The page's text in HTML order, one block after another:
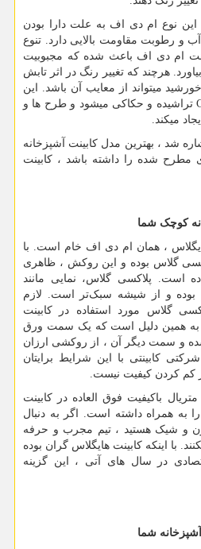
این نوع ام دی اف به علت دارا بودن
رطوبت مقاومت بالایی دارد. تنوع
ام دی اف باعث شده که مجبوبیت
هرچند که تغییر رنگ در اثر تابش
می­تواند از معایب آن باشد. این
تراشیده و حکاکی می­شود و طرح­ ها و
می­کند.
شد ، بهترین مدل کابینت آشپزخانه
شده را داشته باشد ، کابینت
کوچک شما
، همان ام دی اف خام است. با
گلاس بوده و این روکش ، ظاهری
است. پلاکسی گلاس، نمایی مانند
بوده و از شیشه سبکتر است. لازم
گلاس مورد استفاده در کابینت
و به همین دلیل است که یک سمت ورق
و سمت دیگر آن ، از روکشی ارزان
کابینتی با این شرایط برایتان
کم کردن کیفیت نیست.
باکیفیت فوق العاده در کابینت
به همراه داشته است. اگر به دنبال
و شیک هستید ، تیم مجرب و حرفه
با اینکه کابینت هایگلاس گران بوده
در سال های آتی ، این گزینه
شما